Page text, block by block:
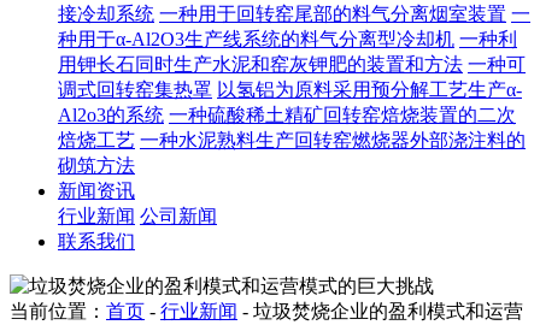
接冷却系统 一种用于回转窑尾部的料气分离烟室装置 一
种用于α-Al2O3生产线系统的料气分离型冷却机 一种利
用钾长石同时生产水泥和窑灰钾肥的装置和方法 一种可
调式回转窑集热罩 以氢铝为原料采用预分解工艺生产α-
Al2o3的系统 一种硫酸稀土精矿回转窑焙烧装置的二次
焙烧工艺 一种水泥熟料生产回转窑燃烧器外部浇注料的
砌筑方法
新闻资讯
行业新闻 公司新闻
联系我们
当前位置： 首页 - 行业新闻 - 垃圾焚烧企业的盈利模式和运营